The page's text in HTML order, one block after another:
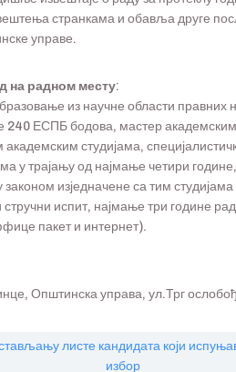
странкама и обавља друге
управе.
на радном месту:
из научне области правних
240 ЕСПБ бодова, мастер академским
академским студијама,
у трајању од најмање четири
законом изједначене са тим
испит, најмање три године
пакет и интернет).
Општинска управа, ул.Трг
листе кандидата који
избор